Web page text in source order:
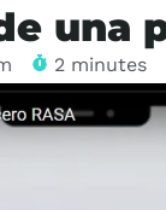
una
2 minutes